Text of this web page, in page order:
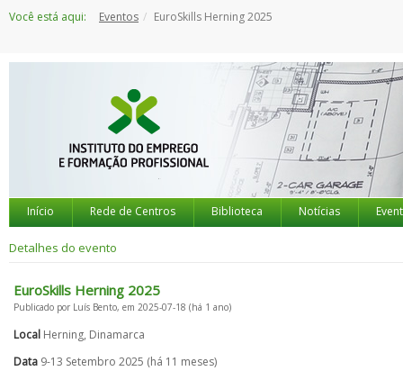
paraVocê está aqui: Eventos EuroSkills Herning 2025
Início Rede de Centros Biblioteca Notícias
Detalhes do evento
EuroSkills Herning 2025
Publicado por Luís Bento, em 2025-07-18 (há 1 ano)
Local Herning, Dinamarca
Data 9-13 Setembro 2025 (há 11 meses)